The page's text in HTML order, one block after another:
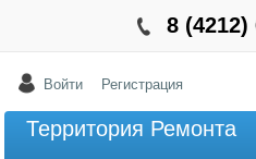
8 (4212)
Войти Регистрация
Территория Ремонта